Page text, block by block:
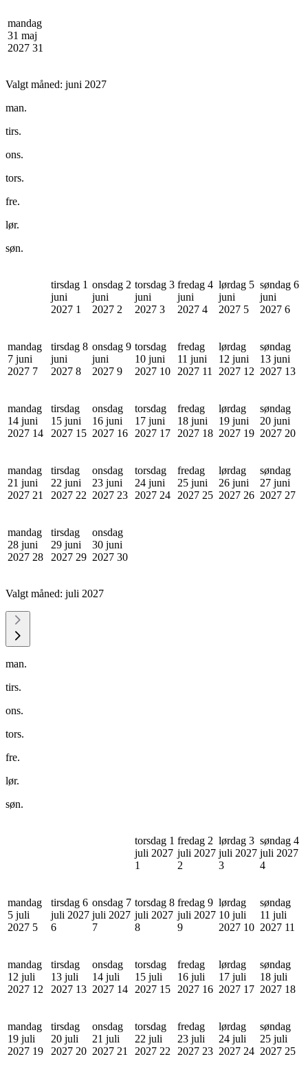
mandag
31 maj
2027 31
Valgt måned: juni 2027
man.
tirs.
ons.
tors.
fre.
lør.
søn.
tirsdag 1
juni
2027 1
onsdag 2
juni
2027 2
torsdag 3
juni
2027 3
fredag 4
juni
2027 4
lørdag 5
juni
2027 5
søndag 6
juni
2027 6
mandag
7 juni
2027 7
tirsdag 8
juni
2027 8
onsdag 9
juni
2027 9
torsdag
10 juni
2027 10
fredag
11 juni
2027 11
lørdag
12 juni
2027 12
søndag
13 juni
2027 13
mandag
14 juni
2027 14
tirsdag
15 juni
2027 15
onsdag
16 juni
2027 16
torsdag
17 juni
2027 17
fredag
18 juni
2027 18
lørdag
19 juni
2027 19
søndag
20 juni
2027 20
mandag
21 juni
2027 21
tirsdag
22 juni
2027 22
onsdag
23 juni
2027 23
torsdag
24 juni
2027 24
fredag
25 juni
2027 25
lørdag
26 juni
2027 26
søndag
27 juni
2027 27
mandag
28 juni
2027 28
tirsdag
29 juni
2027 29
onsdag
30 juni
2027 30
Valgt måned: juli 2027
man.
tirs.
ons.
tors.
fre.
lør.
søn.
torsdag 1
juli 2027
1
fredag 2
juli 2027
2
lørdag 3
juli 2027
3
søndag 4
juli 2027
4
mandag
5 juli
2027 5
tirsdag 6
juli 2027
6
onsdag 7
juli 2027
7
torsdag 8
juli 2027
8
fredag 9
juli 2027
9
lørdag
10 juli
2027 10
søndag
11 juli
2027 11
mandag
12 juli
2027 12
tirsdag
13 juli
2027 13
onsdag
14 juli
2027 14
torsdag
15 juli
2027 15
fredag
16 juli
2027 16
lørdag
17 juli
2027 17
søndag
18 juli
2027 18
mandag
19 juli
2027 19
tirsdag
20 juli
2027 20
onsdag
21 juli
2027 21
torsdag
22 juli
2027 22
fredag
23 juli
2027 23
lørdag
24 juli
2027 24
søndag
25 juli
2027 25